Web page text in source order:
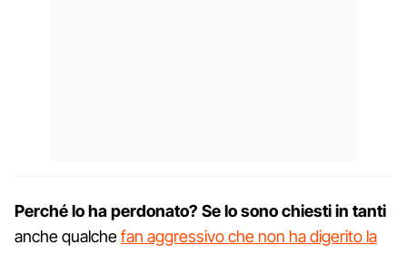
Perché lo ha perdonato? Se lo sono chiesti in tanti
anche qualchefan aggressivo che non ha digerito la